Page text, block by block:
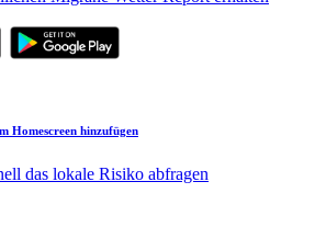
Homescreen hinzufügen
das lokale Risiko abfragen